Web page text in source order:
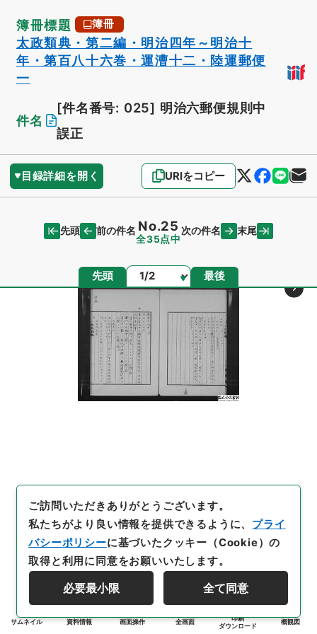
簿冊標題 簿冊
太政類典・第二編・明治四年～明治十
年・第百八十六巻・運漕十二・陸運郵便
一
件名
[件名番号: 025] 明治六郵便規則中
誤正
目録詳細を開く URIをコピー
先頭 前の件名 No.25
全35点中
次の件名 末尾
先頭 ページ 最後
サムネイル 資料情報 画面操作 全画面
印刷
ダウンロード
概観図
ご訪問いただきありがとうございます。
私たちがより良い情報を提供できるように、 プライ
バシーポリシーに基づいたクッキー（Cookie）の
取得と利用に同意をお願いいたします。
必要最小限 全て同意